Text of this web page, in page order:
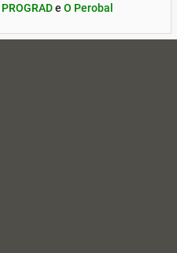
PROGRADe O Perobal